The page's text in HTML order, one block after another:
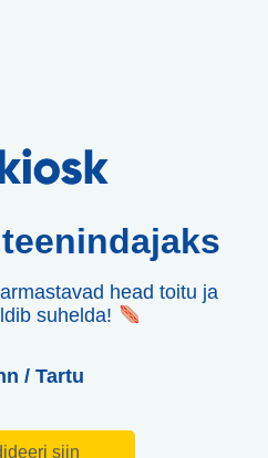
head toitu ja
suhelda!
/ Tartu
siin